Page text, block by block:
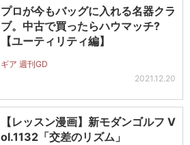
プロが今もバッグに入れる名器クラ
ブ。中古で買ったらハウマッチ?
【ユーティリティ編】
ギア 週刊GD
2021.12.20
【レッスン漫画】新モダンゴルフ V
ol.1132「交差のリズム」